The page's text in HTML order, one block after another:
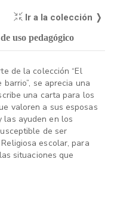
Ir a la colección ❭
uso pedagógico
de la colección “El
se aprecia una
una carta para los
valoren a sus esposas
las ayuden en los
de ser
escolar, para
situaciones que